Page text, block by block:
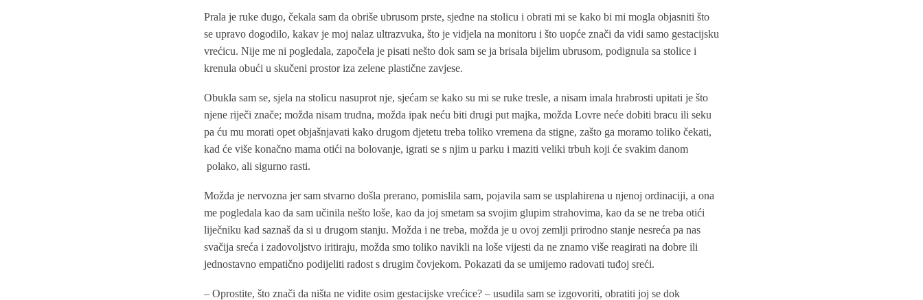
Prala je ruke dugo, čekala sam da obriše ubrusom prste, sjedne na stolicu i obrati mi se kako bi mi mogla objasniti što
se upravo dogodilo, kakav je moj nalaz ultrazvuka, što je vidjela na monitoru i što uopće znači da vidi samo gestacijsku
vrećicu. Nije me ni pogledala, započela je pisati nešto dok sam se ja brisala bijelim ubrusom, podignula sa stolice i
krenula obući u skučeni prostor iza zelene plastične zavjese.
Obukla sam se, sjela na stolicu nasuprot nje, sjećam se kako su mi se ruke tresle, a nisam imala hrabrosti upitati je što
njene riječi znače; možda nisam trudna, možda ipak neću biti drugi put majka, možda Lovre neće dobiti bracu ili seku
pa ću mu morati opet objašnjavati kako drugom djetetu treba toliko vremena da stigne, zašto ga moramo toliko čekati,
kad će više konačno mama otići na bolovanje, igrati se s njim u parku i maziti veliki trbuh koji će svakim danom
polako, ali sigurno rasti.
Možda je nervozna jer sam stvarno došla prerano, pomislila sam, pojavila sam se usplahirena u njenoj ordinaciji, a ona
me pogledala kao da sam učinila nešto loše, kao da joj smetam sa svojim glupim strahovima, kao da se ne treba otići
liječniku kad saznaš da si u drugom stanju. Možda i ne treba, možda je u ovoj zemlji prirodno stanje nesreća pa nas
svačija sreća i zadovoljstvo iritiraju, možda smo toliko navikli na loše vijesti da ne znamo više reagirati na dobre ili
jednostavno empatično podijeliti radost s drugim čovjekom. Pokazati da se umijemo radovati tuđoj sreći.
– Oprostite, što znači da ništa ne vidite osim gestacijske vrećice? – usudila sam se izgovoriti, obratiti joj se dok